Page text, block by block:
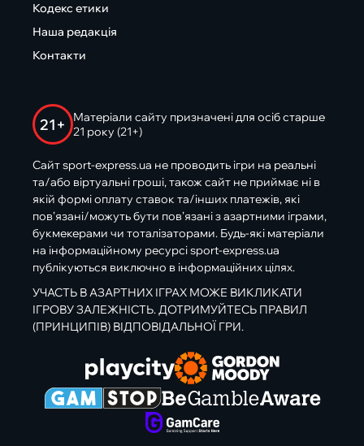
Кодекс етики
Наша редакція
Контакти
21+
Матеріали сайту призначені для осіб старше
21 року (21+)
Сайт sport-express.ua не проводить ігри на реальні
та/або віртуальні гроші, також сайт не приймає ні в
якій формі оплату ставок та/інших платежів, які
пов’язані/можуть бути пов’язані з азартними іграми,
букмекерами чи тоталізаторами. Будь-які матеріали
на інформаційному ресурсі sport-express.ua
публікуються виключно в інформаційних цілях.
УЧАСТЬ В АЗАРТНИХ ІГРАХ МОЖЕ ВИКЛИКАТИ
ІГРОВУ ЗАЛЕЖНІСТЬ. ДОТРИМУЙТЕСЬ ПРАВИЛ
(ПРИНЦИПІВ) ВІДПОВІДАЛЬНОЇ ГРИ.